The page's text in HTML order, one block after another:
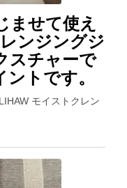
ませて使え
ンジングジ
スチャーで
トです。
モイストクレン